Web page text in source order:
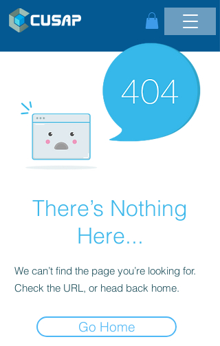
There’s Nothing
Here...
We can’t find the page you’re looking for.
Check the URL, or head back home.
Go Home